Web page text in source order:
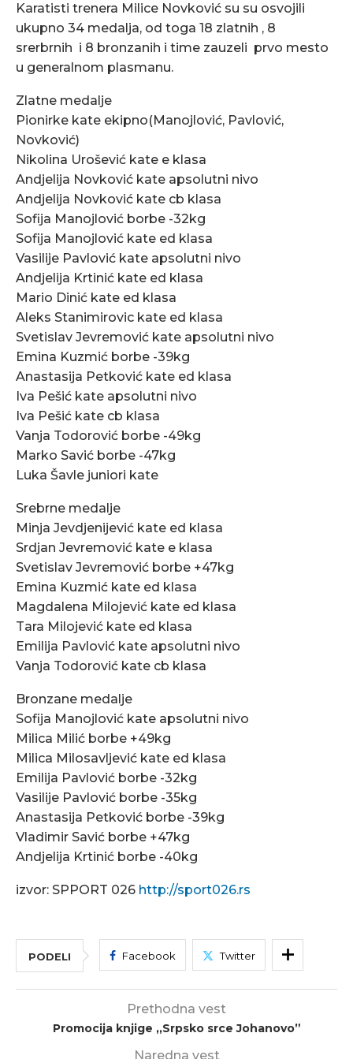
Karatisti trenera Milice Novković su su osvojili
ukupno 34 medalja, od toga 18 zlatnih , 8
srerbrnih i 8 bronzanih i time zauzeli prvo mesto
u generalnom plasmanu.
Zlatne medalje
Pionirke kate ekipno(Manojlović, Pavlović,
Novković)
Nikolina Urošević kate e klasa
Andjelija Novković kate apsolutni nivo
Andjelija Novković kate cb klasa
Sofija Manojlović borbe -32kg
Sofija Manojlović kate ed klasa
Vasilije Pavlović kate apsolutni nivo
Andjelija Krtinić kate ed klasa
Mario Dinić kate ed klasa
Aleks Stanimirovic kate ed klasa
Svetislav Jevremović kate apsolutni nivo
Emina Kuzmić borbe -39kg
Anastasija Petković kate ed klasa
Iva Pešić kate apsolutni nivo
Iva Pešić kate cb klasa
Vanja Todorović borbe -49kg
Marko Savić borbe -47kg
Luka Šavle juniori kate
Srebrne medalje
Minja Jevdjenijević kate ed klasa
Srdjan Jevremović kate e klasa
Svetislav Jevremović borbe +47kg
Emina Kuzmić kate ed klasa
Magdalena Milojević kate ed klasa
Tara Milojević kate ed klasa
Emilija Pavlović kate apsolutni nivo
Vanja Todorović kate cb klasa
Bronzane medalje
Sofija Manojlović kate apsolutni nivo
Milica Milić borbe +49kg
Milica Milosavljević kate ed klasa
Emilija Pavlović borbe -32kg
Vasilije Pavlović borbe -35kg
Anastasija Petković borbe -39kg
Vladimir Savić borbe +47kg
Andjelija Krtinić borbe -40kg
izvor: SPPORT 026 http://sport026.rs
PODELI Facebook Twitter
Prethodna vest
Promocija knjige ,,Srpsko srce Johanovo”
Naredna vest